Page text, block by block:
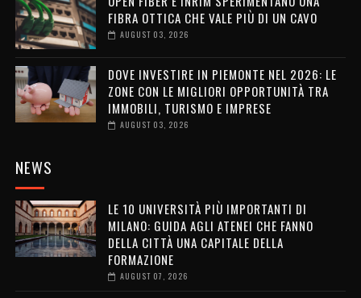
FIBRA OTTICA CHE VALE PIÙ DI UN CAVO
AUGUST 03, 2026
DOVE INVESTIRE IN PIEMONTE NEL 2026: LE
ZONE CON LE MIGLIORI OPPORTUNITÀ TRA
IMMOBILI, TURISMO E IMPRESE
AUGUST 03, 2026
NEWS
LE 10 UNIVERSITÀ PIÙ IMPORTANTI DI
MILANO: GUIDA AGLI ATENEI CHE FANNO
DELLA CITTÀ UNA CAPITALE DELLA
FORMAZIONE
AUGUST 07, 2026